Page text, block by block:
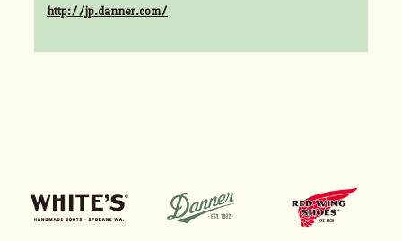
http://jp.danner.com/